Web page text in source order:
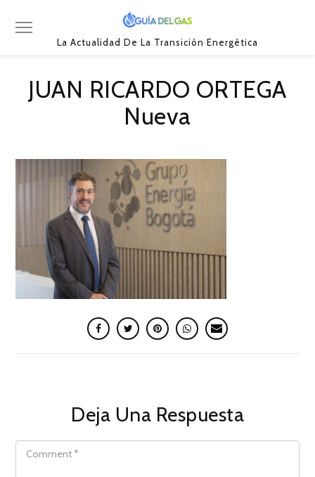
La Actualidad De La Transición Energética
JUAN RICARDO ORTEGA
Nueva
Deja Una Respuesta
COMMENT